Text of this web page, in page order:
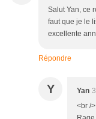
Salut Yan, ce
faut que je le
excellente
Répondre
Y Yan
<br /